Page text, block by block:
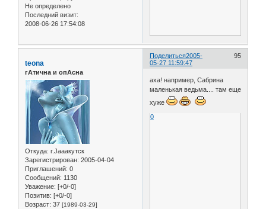
Не определено
Последний визит:
2008-06-26 17:54:08
Поделиться 95
2005-
05-27 11:59:47
teona
гАтична и опАсна
Откуда: г.Jaaaкутск
Зарегистрирован: 2005-04-04
Приглашений: 0
Сообщений: 1130
Уважение: [+0/-0]
Позитив: [+0/-0]
Возраст: 37 [1989-03-29]
аха! например, Сабрина
маленькая ведьма.... там еще
хуже
0